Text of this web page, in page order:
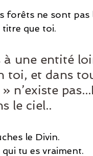
forêts ne sont
titre que toi.
à une entité
toi, et dans
n’existe
le ciel..
le Divin.
tu es vraiment.